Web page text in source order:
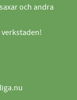
och andra